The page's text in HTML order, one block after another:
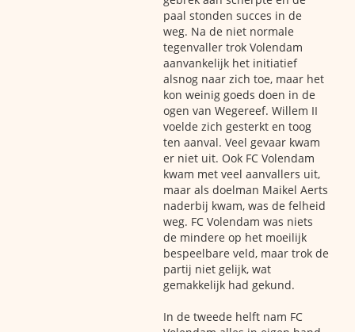
paal stonden succes in de
weg. Na de niet normale
tegenvaller trok Volendam
aanvankelijk het initiatief
alsnog naar zich toe, maar het
kon weinig goeds doen in de
ogen van Wegereef. Willem II
voelde zich gesterkt en toog
ten aanval. Veel gevaar kwam
er niet uit. Ook FC Volendam
kwam met veel aanvallers uit,
maar als doelman Maikel Aerts
naderbij kwam, was de felheid
weg. FC Volendam was niets
de mindere op het moeilijk
bespeelbare veld, maar trok de
partij niet gelijk, wat
gemakkelijk had gekund.
In de tweede helft nam FC